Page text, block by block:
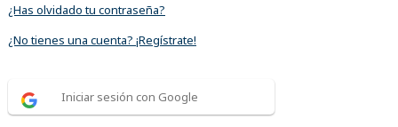
¿Has olvidado tu contraseña?
¿No tienes una cuenta? ¡Regístrate!
Iniciar sesión con Google